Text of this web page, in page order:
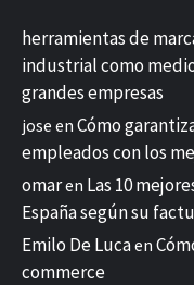
herramientas de
industrial como
grandes empresas
jose en Cómo
empleados con los
omaren Las 10
España según su
Emilo De Lucaen
commerce